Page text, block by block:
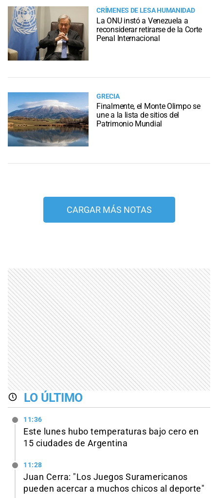
CRÍMENES DE LESA HUMANIDAD
La ONU instó a Venezuela a
reconsiderar retirarse de la Corte
Penal Internacional
GRECIA
Finalmente, el Monte Olimpo se
une a la lista de sitios del
Patrimonio Mundial
CARGAR MÁS NOTAS
LO ÚLTIMO
11:36
Este lunes hubo temperaturas bajo cero en
15 ciudades de Argentina
11:28
Juan Cerra: "Los Juegos Suramericanos
pueden acercar a muchos chicos al deporte"